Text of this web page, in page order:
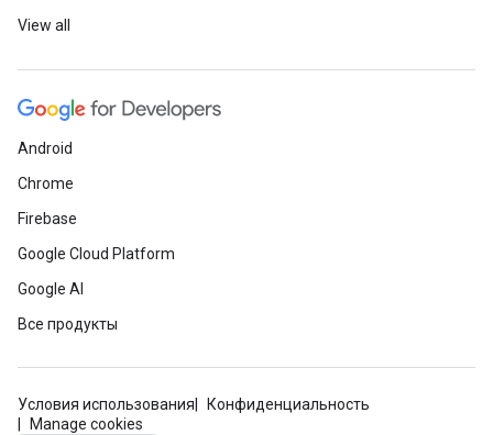
View all
Android
Chrome
Firebase
Google Cloud Platform
Google AI
Все продукты
Условия использования
Конфиденциальность
Manage cookies